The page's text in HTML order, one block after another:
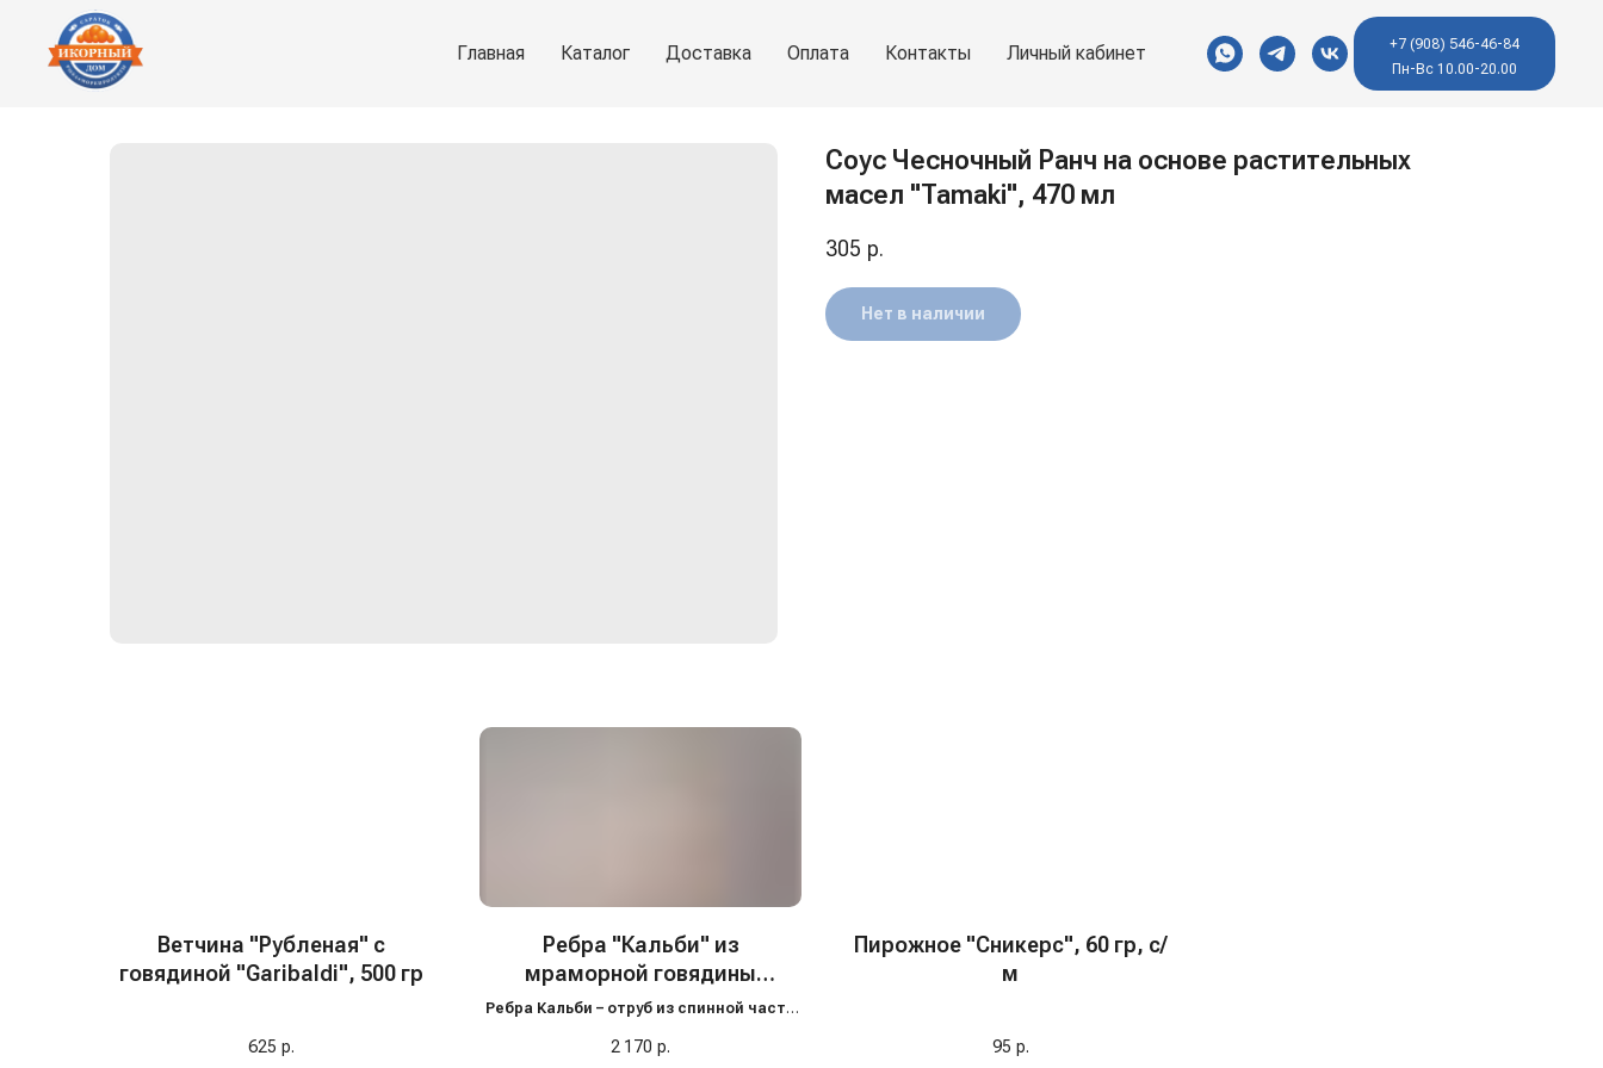
Главная Каталог Доставка Оплата Контакты Личный кабинет
+7 (908) 546-46-84
Пн-Вс 10.00-20.00
Соус Чесночный Ранч на основе растительных
масел "Tamaki", 470 мл
305 р.
Нет в наличии
Ветчина "Рубленая" с
говядиной "Garibaldi", 500 гр
625 р.
Ребра "Кальби" из
мраморной говядины
нерезанные "Prime Foods", с/
Ребра Кальби – отруб из спинной части
отличаются премиальной высокой
2 170 р.
Пирожное "Сникерс", 60 гр, с/
м
95 р.